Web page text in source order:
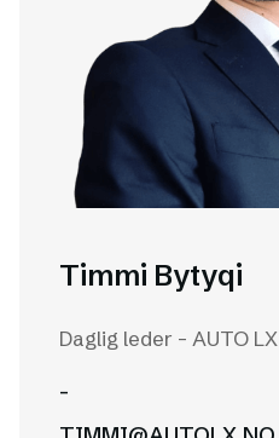
Timmi Bytyqi
Daglig leder - AUTO LX
-